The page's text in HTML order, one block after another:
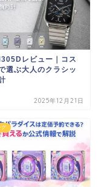
レビュー｜コス
選ぶ大人のクラシッ
2025年12月21日
グ